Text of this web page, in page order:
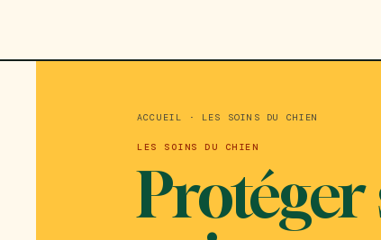
ACCUEIL · LES SOINS DU CHIEN
LES SOINS DU CHIEN